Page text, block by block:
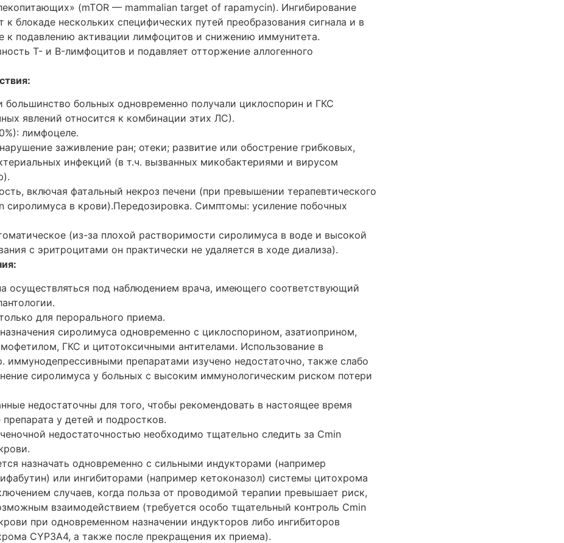
(mTOR — mammalian target of rapamycin). Ингибирование
к блокаде нескольких специфических путей преобразования сигнала и в
к подавлению активации лимфоцитов и снижению иммунитета.
T- и B-лимфоцитов и подавляет отторжение аллогенного
большинство больных одновременно получали циклоспорин и ГКС
явлений относится к комбинации этих ЛС).
лимфоцеле.
заживление ран; отеки; развитие или обострение грибковых,
инфекций (в т.ч. вызванных микобактериями и вирусом
включая фатальный некроз печени (при превышении терапевтического
сиролимуса в крови).Передозировка. Симптомы: усиление побочных
(из-за плохой растворимости сиролимуса в воде и высокой
с эритроцитами он практически не удаляется в ходе диализа).
осуществляться под наблюдением врача, имеющего соответствующий
для перорального приема.
сиролимуса одновременно с циклоспорином, азатиоприном,
ГКС и цитотоксичными антителами. Использование в
иммунодепрессивными препаратами изучено недостаточно, также слабо
сиролимуса у больных с высоким иммунологическим риском потери
недостаточны для того, чтобы рекомендовать в настоящее время
препарата у детей и подростков.
недостаточностью необходимо тщательно следить за Cmin
назначать одновременно с сильными индукторами (например
или ингибиторами (например кетоконазол) системы цитохрома
случаев, когда польза от проводимой терапии превышает риск,
взаимодействием (требуется особо тщательный контроль Cmin
при одновременном назначении индукторов либо ингибиторов
CYP3A4, а также после прекращения их приема).